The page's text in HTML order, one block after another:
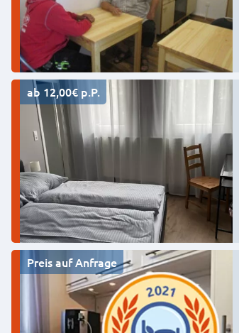
ab 12,00€ p.P.
Preis auf Anfrage